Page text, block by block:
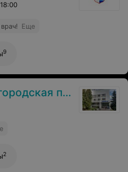
Еще
9
поликлиника №2
2